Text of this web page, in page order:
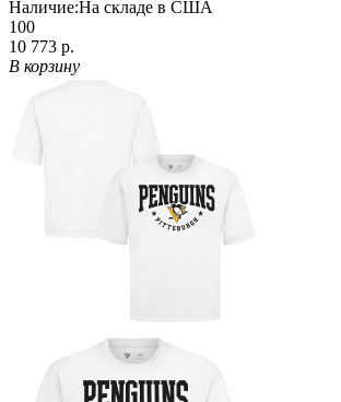
Наличие:На складе в США
100
10 773 р.
В корзину